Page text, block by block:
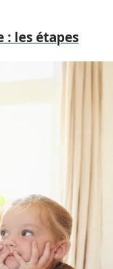
: les étapes